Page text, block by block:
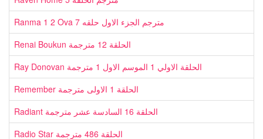
Ranma 1 2 Ova مترجم الجزء الاول حلقه 7
Renai Boukun الحلقة 12 مترجمة
Ray Donovan الحلقة الاولي 1 الموسم الاول 1 مترجمة
Remember الحلقة 1 الاولى مترجمة
Radiant الحلقة 16 السادسة عشر مترجمة
Radio Star الحلقة 486 مترجمة